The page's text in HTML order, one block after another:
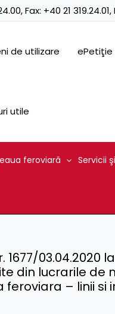
, Fax: +40 21 319.24.01,
de utilizare ePetiţie
utile
feroviară Servicii
03.04.2020
din lucrarile de
– linii si